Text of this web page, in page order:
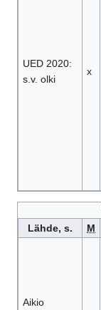
UED 2020:
s.v. olki
x
Lähde, s.
M
Aikio